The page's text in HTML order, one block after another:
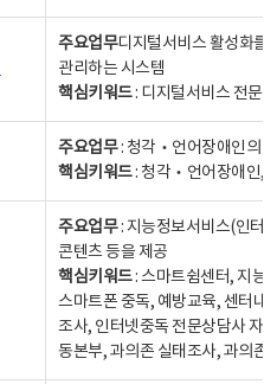
주요업무디지털서비스 활성화를
관리하는 시스템
핵심키워드: 디지털서비스 전문
주요업무: 청각‧언어장애인의
핵심키워드: 청각‧언어장애인,
주요업무: 지능정보서비스(인터
콘텐츠 등을 제공
핵심키워드: 스마트쉼센터, 지능
스마트폰 중독, 예방교육, 센터내
조사, 인터넷중독 전문상담사 자
동본부, 과의존 실태조사, 과의존